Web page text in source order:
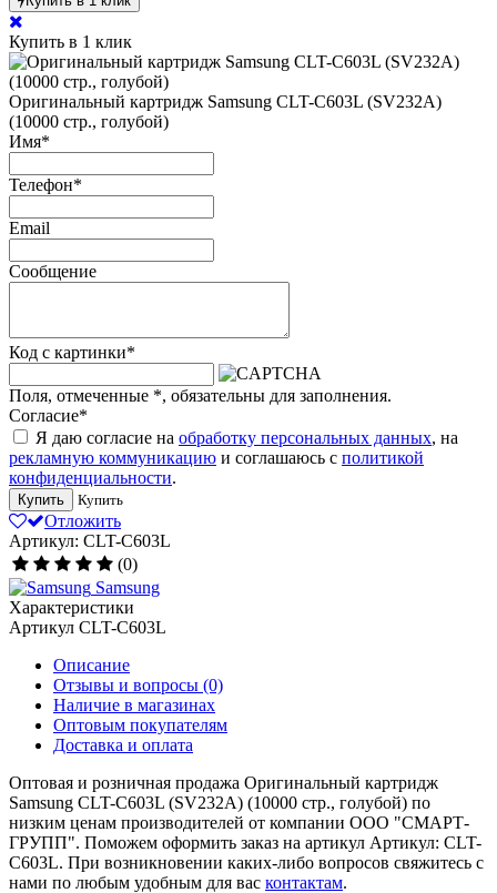
Купить в 1 клик
Оригинальный картридж Samsung CLT-C603L (SV232A)
(10000 стр., голубой)
Имя*
Телефон*
Email
Сообщение
Код с картинки*
Поля, отмеченные *, обязательны для заполнения.
Согласие*
Я даю согласие на обработку персональных данных, на
рекламную коммуникацию и соглашаюсь с политикой
конфиденциальности.
Купить Купить
Отложить
Артикул: CLT-C603L
(0)
Samsung
Характеристики
Артикул CLT-C603L
Описание
Отзывы и вопросы (0)
Наличие в магазинах
Оптовым покупателям
Доставка и оплата
Оптовая и розничная продажа Оригинальный картридж
Samsung CLT-C603L (SV232A) (10000 стр., голубой) по
низким ценам производителей от компании ООО "СМАРТ-
ГРУПП". Поможем оформить заказ на артикул Артикул: CLT-
C603L. При возникновении каких-либо вопросов свяжитесь с
нами по любым удобным для вас контактам.